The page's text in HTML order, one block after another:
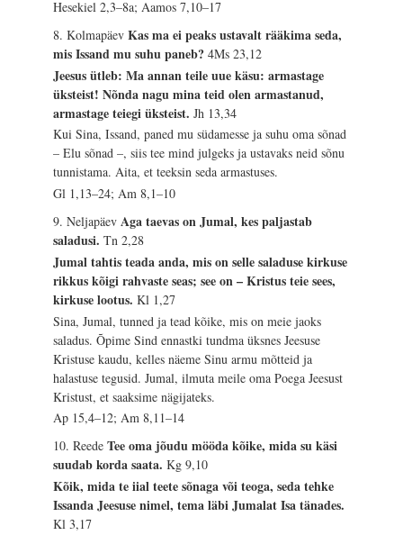
Hesekiel 2,3–8a; Aamos 7,10–17
8. KolmapäevKas ma ei peaks ustavalt rääkima seda,
mis Issand mu suhu paneb?4Ms 23,12
Jeesus ütleb: Ma annan teile uue käsu: armastage
üksteist! Nõnda nagu mina teid olen armastanud,
armastage teiegi üksteist.Jh 13,34
Kui Sina, Issand, paned mu südamesse ja suhu oma sõnad
– Elu sõnad –, siis tee mind julgeks ja ustavaks neid sõnu
tunnistama. Aita, et teeksin seda armastuses.
Gl 1,13–24; Am 8,1–10
9. NeljapäevAga taevas on Jumal, kes paljastab
saladusi.Tn 2,28
Jumal tahtis teada anda, mis on selle saladuse kirkuse
rikkus kõigi rahvaste seas; see on – Kristus teie sees,
kirkuse lootus.Kl 1,27
Sina, Jumal, tunned ja tead kõike, mis on meie jaoks
saladus. Õpime Sind ennastki tundma üksnes Jeesuse
Kristuse kaudu, kelles näeme Sinu armu mõtteid ja
halastuse tegusid. Jumal, ilmuta meile oma Poega Jeesust
Kristust, et saaksime nägijateks.
Ap 15,4–12; Am 8,11–14
10. ReedeTee oma jõudu mööda kõike, mida su käsi
suudab korda saata.Kg 9,10
Kõik, mida te iial teete sõnaga või teoga, seda tehke
Issanda Jeesuse nimel, tema läbi Jumalat Isa tänades.
Kl 3,17